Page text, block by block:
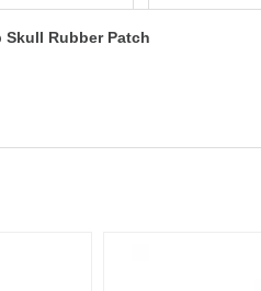
Skull Rubber Patch